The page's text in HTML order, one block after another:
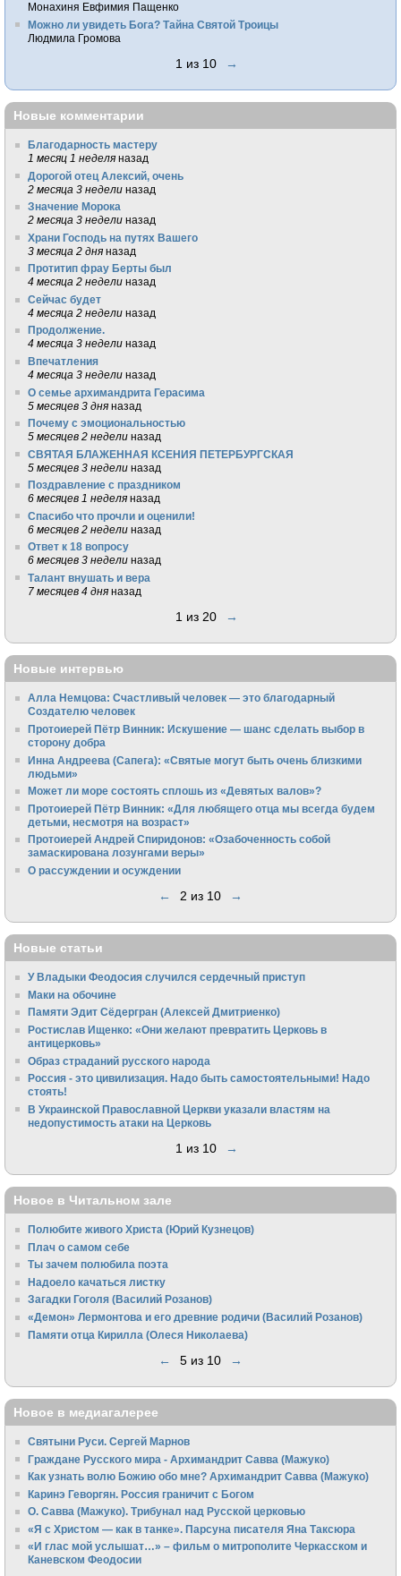
Монахиня Евфимия Пащенко
Можно ли увидеть Бога? Тайна Святой Троицы
Людмила Громова
1 из 10 →
Новые комментарии
Благодарность мастеру
1 месяц 1 неделя назад
Дорогой отец Алексий, очень
2 месяца 3 недели назад
Значение Морока
2 месяца 3 недели назад
Храни Господь на путях Вашего
3 месяца 2 дня назад
Протитип фрау Берты был
4 месяца 2 недели назад
Сейчас будет
4 месяца 2 недели назад
Продолжение.
4 месяца 3 недели назад
Впечатления
4 месяца 3 недели назад
О семье архимандрита Герасима
5 месяцев 3 дня назад
Почему с эмоциональностью
5 месяцев 2 недели назад
СВЯТАЯ БЛАЖЕННАЯ КСЕНИЯ ПЕТЕРБУРГСКАЯ
5 месяцев 3 недели назад
Поздравление с праздником
6 месяцев 1 неделя назад
Спасибо что прочли и оценили!
6 месяцев 2 недели назад
Ответ к 18 вопросу
6 месяцев 3 недели назад
Талант внушать и вера
7 месяцев 4 дня назад
1 из 20 →
Новые интервью
Алла Немцова: Счастливый человек — это благодарный
Создателю человек
Протоиерей Пётр Винник: Искушение — шанс сделать выбор в
сторону добра
Инна Андреева (Сапега): «Святые могут быть очень близкими
людьми»
Может ли море состоять сплошь из «Девятых валов»?
Протоиерей Пётр Винник: «Для любящего отца мы всегда будем
детьми, несмотря на возраст»
Протоиерей Андрей Спиридонов: «Озабоченность собой
замаскирована лозунгами веры»
О рассуждении и осуждении
← 2 из 10 →
Новые статьи
У Владыки Феодосия случился сердечный приступ
Маки на обочине
Памяти Эдит Сёдергран (Алексей Дмитриенко)
Ростислав Ищенко: «Они желают превратить Церковь в
антицерковь»
Образ страданий русского народа
Россия - это цивилизация. Надо быть самостоятельными! Надо
стоять!
В Украинской Православной Церкви указали властям на
недопустимость атаки на Церковь
1 из 10 →
Новое в Читальном зале
Полюбите живого Христа (Юрий Кузнецов)
Плач о самом себе
Ты зачем полюбила поэта
Надоело качаться листку
Загадки Гоголя (Василий Розанов)
«Демон» Лермонтова и его древние родичи (Василий Розанов)
Памяти отца Кирилла (Олеся Николаева)
← 5 из 10 →
Новое в медиагалерее
Святыни Руси. Сергей Марнов
Граждане Русского мира - Архимандрит Савва (Мажуко)
Как узнать волю Божию обо мне? Архимандрит Савва (Мажуко)
Каринэ Геворгян. Россия граничит с Богом
О. Савва (Мажуко). Трибунал над Русской церковью
«Я с Христом — как в танке». Парсуна писателя Яна Таксюра
«И глас мой услышат…» – фильм о митрополите Черкасском и
Каневском Феодосии